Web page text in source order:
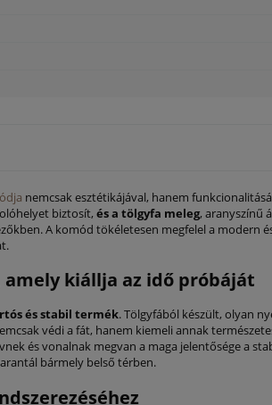
nemcsak esztétikájával, hanem
biztosít, és a tölgyfa meleg, aranyszínű
A komód tökéletesen megfelel a
amely kiállja az idő próbáját
és stabil termék. Tölgyfából készült, olyan
védi a fát, hanem kiemeli annak
és vonalnak megvan a maga jelentősége a
bármely belső térben.